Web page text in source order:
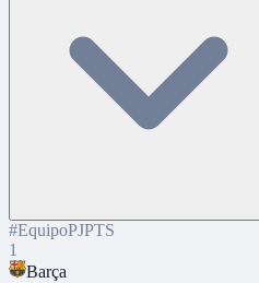
#EquipoPJPTS
1
Barça